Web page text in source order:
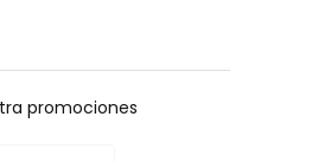
promociones